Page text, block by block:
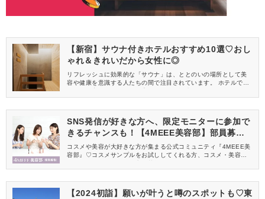
【新宿】サウナ付きホテルおすすめ10選♡おし
ゃれ＆きれいだから女性に◎
リフレッシュに効果的な「サウナ」は、ととのいの場所として美
容や健康を意識する人たちの間で注目されています。 ホテルでも
すよ♡ そこで今回は、おすすめのサウナ付きホテル【新宿編】を
SNS発信が好きな方へ、限定モニターに参加で
きるチャンスも！【4MEEE美容部】部員募集
中
コスメや美容が大好きな方が集まる公式コミュニティ『4MEEE美
容部』♡コスメサンプルをお試ししてくれる方、コスメ・美容情報
【2024初詣】願いが叶うと噂のスポットも♡東